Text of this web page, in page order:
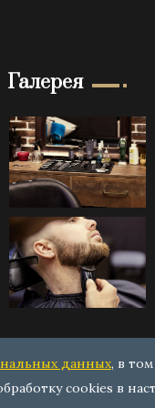
Галерея
данных, в
cookies в